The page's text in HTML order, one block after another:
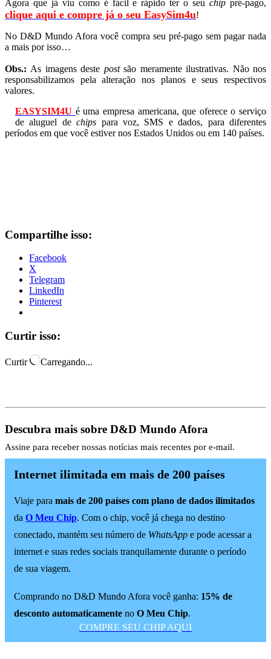
Agora que já viu como é fácil e rápido ter o seuchippré-pago,
clique aqui e compre já o seu EasySim4u!
No D&D Mundo Afora você compra seu pré-pago sem pagar nada
a mais por isso…
Obs.: As imagens deste postsão meramente ilustrativas. Não nos
responsabilizamos pela alteração nos planos e seus respectivos
valores.
EASYSIM4U é uma empresa americana, que oferece o serviço
de aluguel dechips para voz, SMS e dados, para diferentes
períodos em que você estiver nos Estados Unidos ou em 140 países.
Compartilhe isso:
Facebook
X
Telegram
LinkedIn
Pinterest
Curtir isso:
Curtir Carregando...
Descubra mais sobre D&D Mundo Afora
Assine para receber nossas notícias mais recentes por e-mail.
Internet ilimitada em mais de 200 países
Viaje para mais de 200 países com plano de dados ilimitados
da O Meu Chip. Com o chip, você já chega no destino
conectado, mantém seu número de WhatsApp e pode acessar a
internet e suas redes sociais tranquilamente durante o período
de sua viagem.
Comprando no D&D Mundo Afora você ganha: 15% de
desconto automaticamente no O Meu Chip.
COMPRE SEU CHIP AQUI